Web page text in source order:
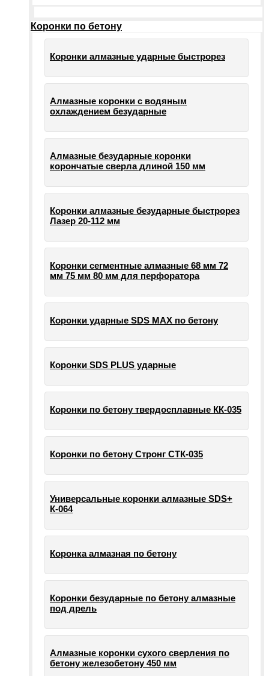
Коронки по бетону
Коронки алмазные ударные быстрорез
Алмазные коронки с водяным
охлаждением безударные
Алмазные безударные коронки
корончатые сверла длиной 150 мм
Коронки алмазные безударные быстрорез
Лазер 20-112 мм
Коронки сегментные алмазные 68 мм 72
мм 75 мм 80 мм для перфоратора
Коронки ударные SDS MAX по бетону
Коронки SDS PLUS ударные
Коронки по бетону твердосплавные КК-035
Коронки по бетону Стронг СТК-035
Универсальные коронки алмазные SDS+
К-064
Коронка алмазная по бетону
Коронки безударные по бетону алмазные
под дрель
Алмазные коронки сухого сверления по
бетону железобетону 450 мм